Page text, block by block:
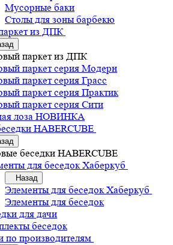
Мусорные баки
Столы для зоны барбекю
из ДПК
паркет из ДПК
паркет серия Mодерн
паркет серия Грасс
паркет серия Практик
паркет серия Сити
лоза НОВИНКА
HABERCUBE
беседки HABERCUBE
для беседок Хаберкуб
Назад
Элементы для беседок Хаберкуб
Элементы для беседок
для дачи
беседок
по производителям